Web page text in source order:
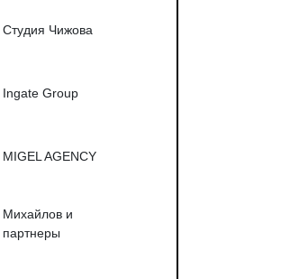
Студия Чижова
Ingate Group
MIGEL AGENCY
Михайлов и
партнеры